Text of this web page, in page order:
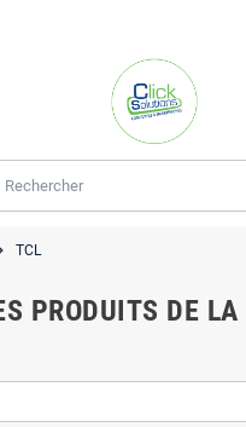
TCL
PRODUITS DE